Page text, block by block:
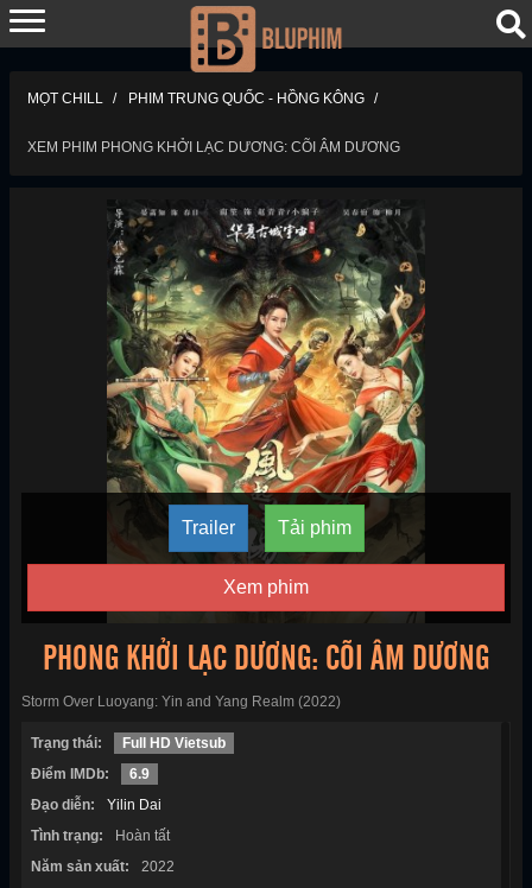
MỌT CHILL PHIM TRUNG QUỐC - HỒNG KÔNG
XEM PHIM PHONG KHỞI LẠC DƯƠNG: CÕI ÂM DƯƠNG
Trailer Tải phim
Xem phim
PHONG KHỞI LẠC DƯƠNG: CÕI ÂM DƯƠNG
Storm Over Luoyang: Yin and Yang Realm (2022)
Trạng thái:
Full HD Vietsub
Điểm IMDb:
6.9
Đạo diễn:
Yilin Dai
Tình trạng:
Hoàn tất
Năm sản xuất:
2022